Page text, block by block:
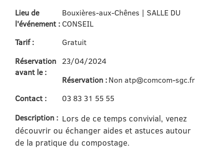
Lieu de
l'événement :
Bouxières-aux-Chênes | SALLE DU
CONSEIL
Tarif :
Gratuit
Réservation
avant le :
23/04/2024
Réservation : Non atp@comcom-sgc.fr
Contact :
03 83 31 55 55
Description : Lors de ce temps convivial, venez
découvrir ou échanger aides et astuces autour
de la pratique du compostage.